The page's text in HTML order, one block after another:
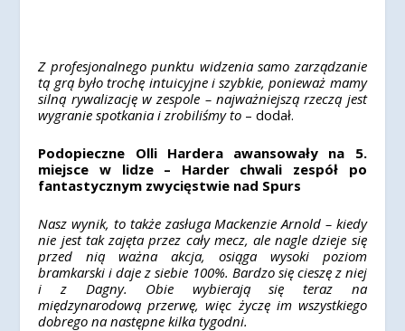
Z profesjonalnego punktu widzenia samo zarządzanie
tą grą było trochę intuicyjne i szybkie, ponieważ mamy
silną rywalizację w zespole – najważniejszą rzeczą jest
wygranie spotkania i zrobiliśmy to – dodał.
Podopieczne Olli Hardera awansowały na 5.
miejsce w lidze – Harder chwali zespół po
fantastycznym zwycięstwie nad Spurs
Nasz wynik, to także zasługa Mackenzie Arnold – kiedy
nie jest tak zajęta przez cały mecz, ale nagle dzieje się
przed nią ważna akcja, osiąga wysoki poziom
bramkarski i daje z siebie 100%. Bardzo się cieszę z niej
i z Dagny. Obie wybierają się teraz na
międzynarodową przerwę, więc życzę im wszystkiego
dobrego na następne kilka tygodni.